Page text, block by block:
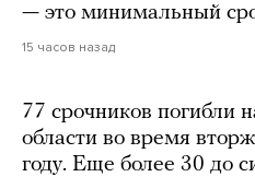
— это минимальный
15 часов назад
77 срочников погибли
области во время
году. Еще более 30 до